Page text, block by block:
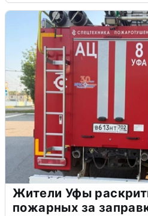
Жители Уфы
пожарных за